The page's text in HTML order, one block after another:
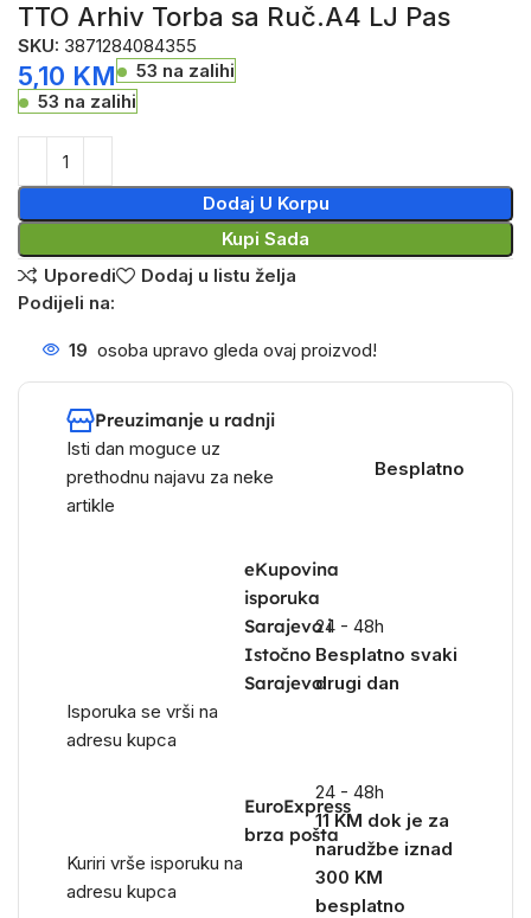
TTO Arhiv Torba sa Ruč.A4 LJ Pas
SKU: 3871284084355
5,10 KM
53 na zalihi
53 na zalihi
Dodaj U Korpu
Kupi Sada
Uporedi
Dodaj u listu želja
Podijeli na:
19 osoba upravo gleda ovaj proizvod!
Preuzimanje u radnji
Isti dan moguce uz
prethodnu najavu za neke
artikle
Besplatno
eKupovina
isporuka
Sarajevo i
Istočno
Sarajevo
Isporuka se vrši na
adresu kupca
24 - 48h
Besplatno svaki
drugi dan
EuroExpress
brza pošta
Kuriri vrše isporuku na
adresu kupca
24 - 48h
11 KM dok je za
narudžbe iznad
300 KM
besplatno